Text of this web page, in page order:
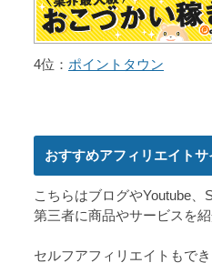
4位： ポイントタウン
おすすめアフィリエイトサ
こちらはブログやYoutube、
第三者に商品やサービスを紹
セルフアフィリエイトもで